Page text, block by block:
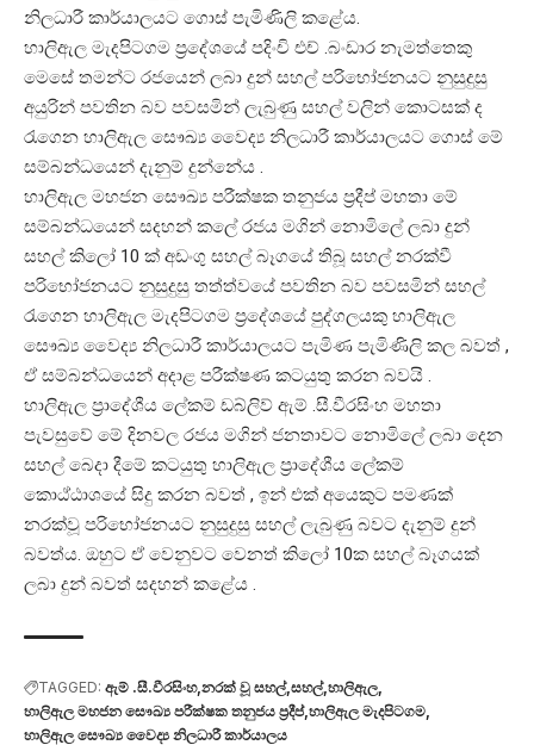
නිලධාරී කාර්යාලයට ගොස් පැමිණිලි කළේය.
හාලිඇල මැදපිටගම ප්‍රදේශයේ පදිංචි එච් .බංඩාර නැමත්තෙකු
මෙසේ තමන්ට රජයෙන් ලබා දුන් සහල් පරිභෝජනයට නුසුදුසු
අයුරින් පවතින බව පවසමින් ලැබුණු සහල් වලින් කොටසක් ද
රැගෙන හාලිඇල සෞඛ්‍ය වෛද්‍ය නිලධාරී කාර්යාලයට ගොස් මේ
සම්බන්ධයෙන් දැනුම් දුන්නේය .
හාලිඇල මහජන සෞඛ්‍ය පරීක්ෂක තනුජය ප්‍රදීප් මහතා මේ
සම්බන්ධයෙන් සදහන් කලේ රජය මගින් නොමිලේ ලබා දුන්
සහල් කිලෝ 10 ක් අඩංගු සහල් බෑගයේ තිබූ සහල් නරක්වී
පරිභෝජනයට නුසුදුසු තත්ත්වයේ පවතින බව පවසමින් සහල්
රැගෙන හාලිඇල මැදපිටගම ප්‍රදේශයේ පුද්ගලයකු හාලිඇල
සෞඛ්‍ය වෛද්‍ය නිලධාරී කාර්යාලයට පැමිණ පැමිණිලි කල බවත් ,
ඒ සම්බන්ධයෙන් අදාළ පරීක්ෂණ කටයුතු කරන බවයි .
හාලිඇල ප්‍රාදේශීය ලේකම් ඩබ්ලිව් ඇම් .සී.වීරසිංහ මහතා
පැවසුවේ මේ දිනවල රජය මගින් ජනතාවට නොමිලේ ලබා දෙන
සහල් බෙදා දීමේ කටයුතු හාලිඇල ප්‍රාදේශීය ලේකම්
කොඨ්ඨාශයේ සිදු කරන බවත් , ඉන් එක් අයෙකුට පමණක්
නරක්වූ පරිභෝජනයට නුසුදුසු සහල් ලැබුණු බවට දැනුම් දුන්
බවත්ය. ඔහුට ඒ වෙනුවට වෙනත් කිලෝ 10ක සහල් බෑගයක්
ලබා දුන් බවත් සදහන් කළේය .
TAGGED: ඇම් .සී.වීරසිංහ නරක් වූ සහල් සහල් හාලිඇල
හාලිඇල මහජන සෞඛ්‍ය පරීක්ෂක තනුජය ප්‍රදීප් හාලිඇල මැදපිටගම
හාලිඇල සෞඛ්‍ය වෛද්‍ය නිලධාරී කාර්යාලය